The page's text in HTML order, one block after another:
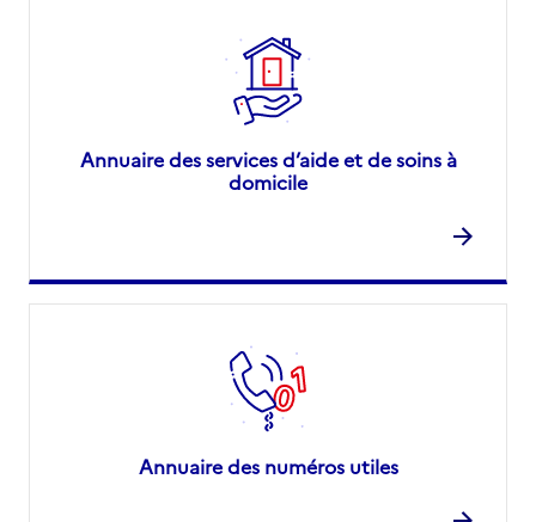
Annuaire des services d’aide et de soins à
domicile
Annuaire des numéros utiles